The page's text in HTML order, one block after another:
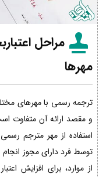
مراحل
مهرها
ترجمه رسمی با مهرهای
و مقصد ارائه آن متفاوت
استفاده از مهر مترجم
توسط فرد دارای مجوز
از موارد، برای افزایش